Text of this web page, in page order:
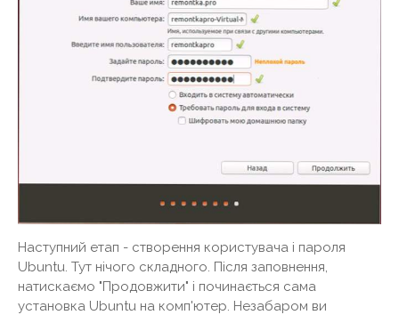
Наступний етап - створення користувача і пароля
Ubuntu. Тут нічого складного. Після заповнення,
натискаємо "Продовжити" і починається сама
установка Ubuntu на комп'ютер. Незабаром ви